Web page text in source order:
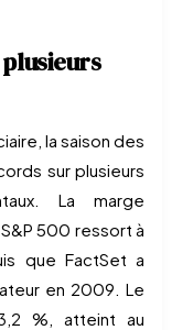
la saison des
sur plusieurs
La marge
500 ressort à
que FactSet a
en 2009. Le
%, atteint au